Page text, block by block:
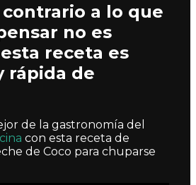
a lo que
no es
receta es
rápida de
de la gastronomía del
con esta receta de
de Coco para chuparse